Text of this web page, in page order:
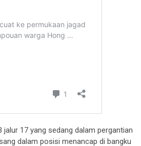
17 yang sedang dalam pergantian
dalam posisi menancap di bangku